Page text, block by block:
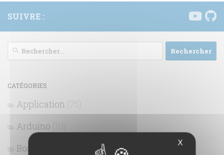
SUIVRE :
Rechercher :
CATÉGORIES
Application (75)
Arduino (10)
Bon plans
X